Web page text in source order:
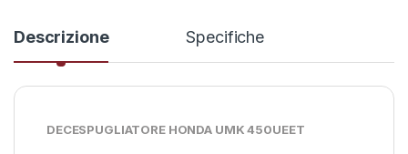
Descrizione Specifiche
DECESPUGLIATORE HONDA UMK 450UEET